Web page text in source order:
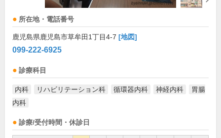
所在地・電話番号
鹿児島県鹿児島市草牟田1丁目4-7 [地図]
099-222-6925
診療科目
内科 リハビリテーション科 循環器内科 神経内科
胃腸
内科
診療/受付時間・休診日